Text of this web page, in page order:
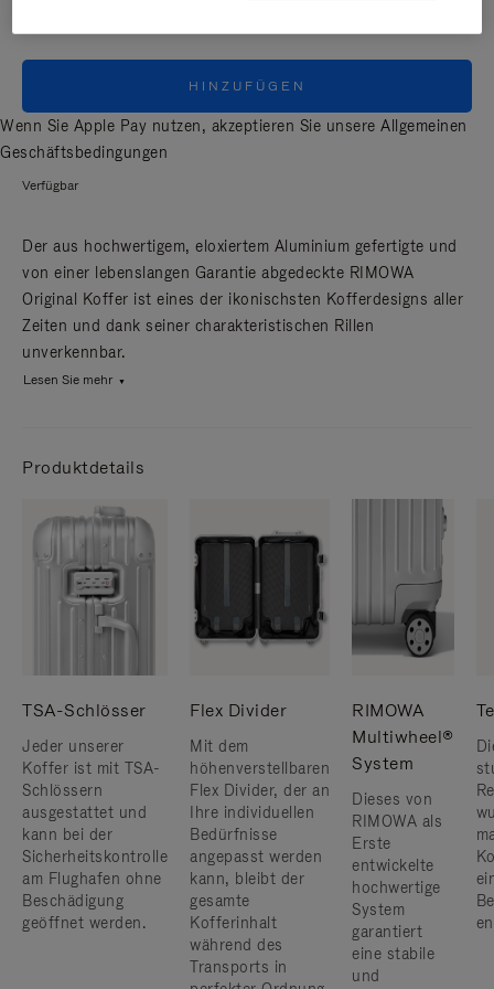
HINZUFÜGEN
Wenn Sie Apple Pay nutzen, akzeptieren Sie unsere Allgemeinen
Geschäftsbedingungen
Verfügbar
Der aus hochwertigem, eloxiertem Aluminium gefertigte und
von einer lebenslangen Garantie abgedeckte RIMOWA
Original Koffer ist eines der ikonischsten Kofferdesigns aller
Zeiten und dank seiner charakteristischen Rillen
unverkennbar.
Lesen Sie mehr
Produktdetails
TSA-Schlösser
Jeder unserer
Koffer ist mit TSA-
Schlössern
ausgestattet und
kann bei der
Sicherheitskontrolle
am Flughafen ohne
Beschädigung
geöffnet werden.
Flex Divider
Mit dem
höhenverstellbaren
Flex Divider, der an
Ihre individuellen
Bedürfnisse
angepasst werden
kann, bleibt der
gesamte
Kofferinhalt
während des
Transports in
RIMOWA
Multiwheel®
System
Dieses von
RIMOWA als
Erste
entwickelte
hochwertige
System
garantiert
eine stabile
und